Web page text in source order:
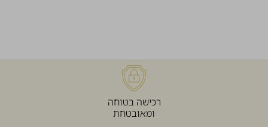
רכישה בטוחה
ומאובטחת